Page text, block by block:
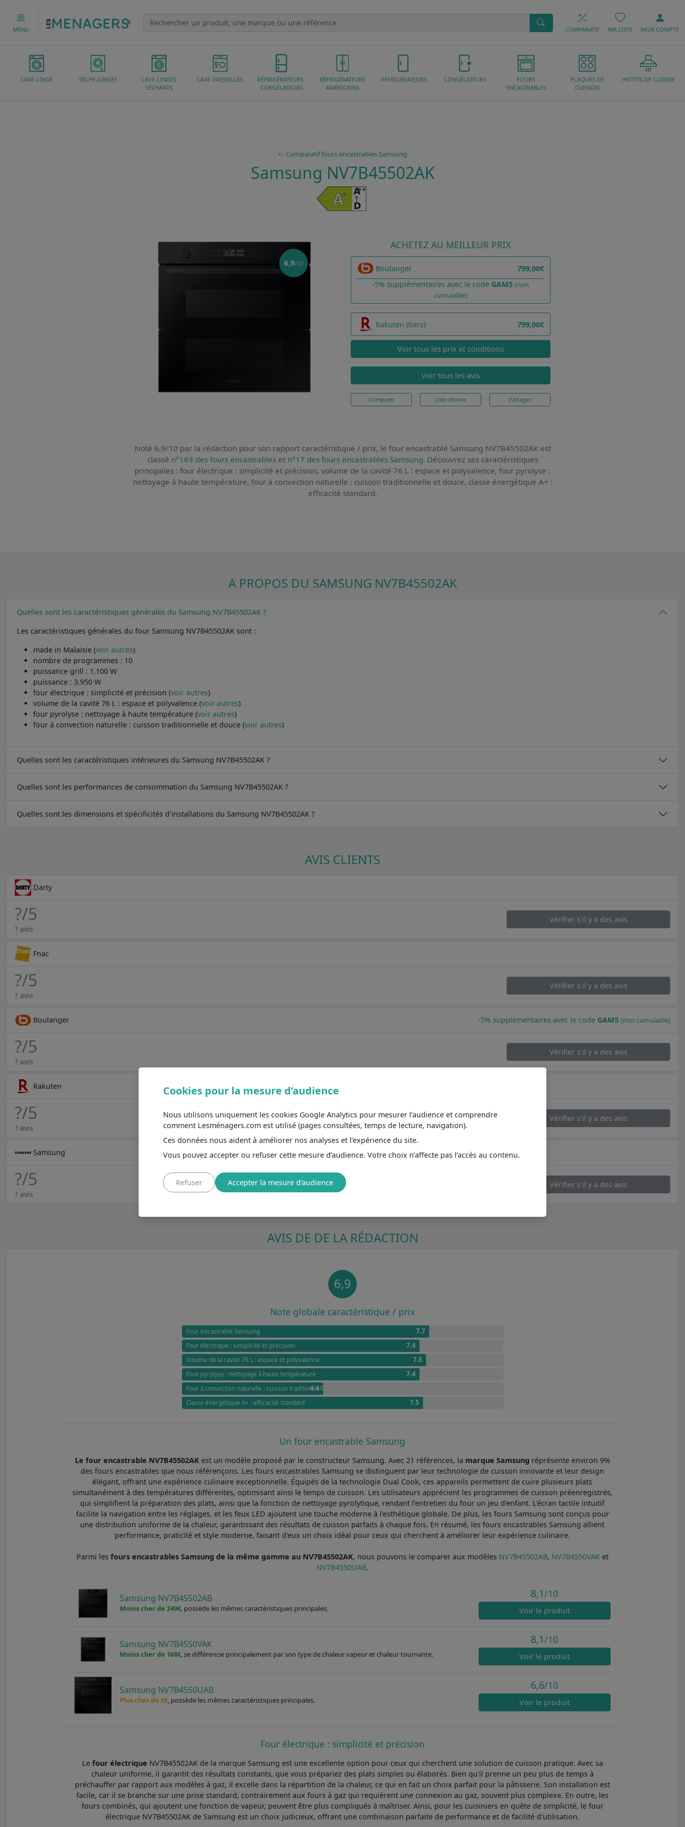
MENU COMPARATIF MA LISTE MON COMPTE
LAVE-LINGE SÈCHE-LINGES
LAVE-LINGES
SÉCHANTS
LAVE-VAISSELLES
RÉFRIGÉRATEURS-
CONGÉLATEURS
RÉFRIGÉRATEURS
AMÉRICAINS
RÉFRIGÉRATEURS CONGÉLATEURS
FOURS
ENCASTRABLES
PLAQUES DE
CUISSON
HOTTES DE CUISINE
Comparatif fours encastrables Samsung
Samsung NV7B45502AK
6,9/10
ACHETEZ AU MEILLEUR PRIX
Boulanger
799,00€
-5% supplémentaires avec le code GAM5 (non
cumulable)
Rakuten (tiers) 799,00€
Voir tous les prix et conditions
Voir tous les avis
Comparer Liste d'envie Partager
Noté 6,9/10 par la rédaction pour son rapport caractéristique / prix, le four encastrable Samsung NV7B45502AKest
classé n°163 des fours encastrableset n°17 des fours encastrables Samsung. Découvrez ses caractéristiques
principales : four électrique : simplicité et précision, volume de la cavité 76 L : espace et polyvalence, four pyrolyse :
nettoyage à haute température, four à convection naturelle : cuisson traditionnelle et douce, classe énergétique A+ :
efficacité standard.
A PROPOS DU SAMSUNG NV7B45502AK
Quelles sont les caractéristiques générales du Samsung NV7B45502AK ?
Les caractéristiques générales du four Samsung NV7B45502AK sont :
made in Malaisie (voir autres)
nombre de programmes : 10
puissance grill : 1.100 W
puissance : 3.950 W
four électrique : simplicité et précision (voir autres)
volume de la cavité 76 L : espace et polyvalence (voir autres)
four pyrolyse : nettoyage à haute température (voir autres)
four à convection naturelle : cuisson traditionnelle et douce (voir autres)
Quelles sont les caractéristiques intérieures du Samsung NV7B45502AK ?
Quelles sont les performances de consommation du Samsung NV7B45502AK ?
Quelles sont les dimensions et spécificités d'installations du Samsung NV7B45502AK ?
AVIS CLIENTS
Darty
?/5
? avis
Vérifier s'il y a des avis
Fnac
?/5
? avis
Vérifier s'il y a des avis
Boulanger -5% supplémentaires avec le code GAM5 (non cumulable)
?/5
? avis
Vérifier s'il y a des avis
Rakuten
?/5
? avis
Vérifier s'il y a des avis
Samsung
?/5
? avis
Vérifier s'il y a des avis
AVIS DE DE LA RÉDACTION
6,9
Note globale caractéristique / prix
Four encastrable Samsung 7.7
Four électrique : simplicité et précision 7.4
Volume de la cavité 76 L : espace et polyvalence 7.6
Four pyrolyse : nettoyage à haute température 7.4
Four à convection naturelle : cuisson traditionnelle et douce
4.4
Classe énergétique A+ : efficacité standard 7.5
Un four encastrable Samsung
Le four encastrable NV7B45502AKest un modèle proposé par le constructeur Samsung. Avec 21 références, la marque Samsung réprésente environ 9%
des fours encastrables que nous référençons. Les fours encastrables Samsung se distinguent par leur technologie de cuisson innovante et leur design
élégant, offrant une expérience culinaire exceptionnelle. Équipés de la technologie Dual Cook, ces appareils permettent de cuire plusieurs plats
simultanément à des températures différentes, optimisant ainsi le temps de cuisson. Les utilisateurs apprécient les programmes de cuisson préenregistrés,
qui simplifient la préparation des plats, ainsi que la fonction de nettoyage pyrolytique, rendant l'entretien du four un jeu d'enfant. L'écran tactile intuitif
facilite la navigation entre les réglages, et les feux LED ajoutent une touche moderne à l'esthétique globale. De plus, les fours Samsung sont conçus pour
une distribution uniforme de la chaleur, garantissant des résultats de cuisson parfaits à chaque fois. En résumé, les fours encastrables Samsung allient
performance, praticité et style moderne, faisant d'eux un choix idéal pour ceux qui cherchent à améliorer leur expérience culinaire.
Parmi les fours encastrables Samsung de la même gamme au NV7B45502AK, nous pouvons le comparer aux modèles NV7B45502AB, NV7B4550VAKet
NV7B4550UAB.
Samsung NV7B45502AB
Moins cher de 249€, possède les mêmes caractéristiques principales.
8,1/10
Voirle produit
Samsung NV7B4550VAK
Moins cher de 168€, se différencie principalement par son type de chaleur vapeur et chaleur tournante.
8,1/10
Voirle produit
Samsung NV7B4550UAB
Plus cher de 1€, possède les mêmes caractéristiques principales.
6,6/10
Voirle produit
Four électrique : simplicité et précision
Le four électrique NV7B45502AK de la marque Samsung est une excellente option pour ceux qui cherchent une solution de cuisson pratique. Avec sa
chaleur uniforme, il garantit des résultats constants, que vous prépariez des plats simples ou élaborés. Bien qu'il prenne un peu plus de temps à
préchauffer par rapport aux modèles à gaz, il excelle dans la répartition de la chaleur, ce qui en fait un choix parfait pour la pâtisserie. Son installation est
facile, car il se branche sur une prise standard, contrairement aux fours à gaz qui requièrent une connexion au gaz, souvent plus complexe. En outre, les
fours combinés, qui ajoutent une fonction de vapeur, peuvent être plus compliqués à maîtriser. Ainsi, pour les cuisiniers en quête de simplicité, le four
électrique NV7B45502AK de Samsung est un choix judicieux, offrant une combinaison parfaite de performance et de facilité d'utilisation.
Cookies pour la mesure d’audience
Nous utilisons uniquement les cookies Google Analytics pour mesurer l’audience et comprendre
comment Lesménagers.com est utilisé (pages consultées, temps de lecture, navigation).
Ces données nous aident à améliorer nos analyses et l’expérience du site.
Vous pouvez accepter ou refuser cette mesure d’audience. Votre choix n’affecte pas l’accès au contenu.
Refuser Accepter la mesure d'audience